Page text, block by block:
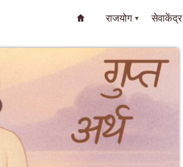
राजयोग ▾ सेवाकेंद्र